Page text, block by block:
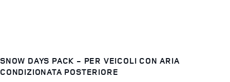
SNOW DAYS PACK - PER VEICOLI CON ARIA
CONDIZIONATA POSTERIORE